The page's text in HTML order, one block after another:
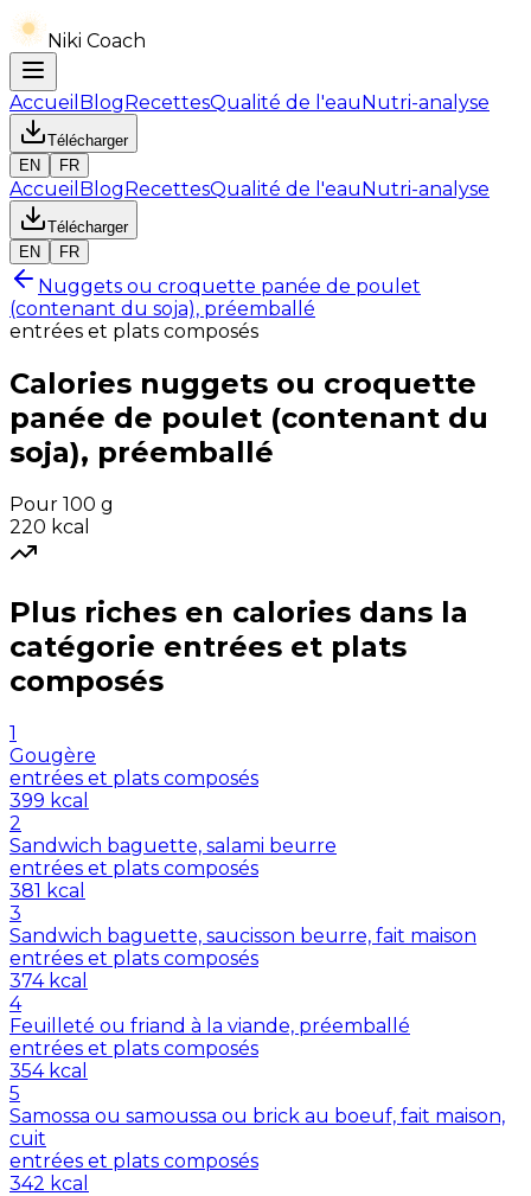
Niki Coach
Accueil BlogRecettesQualité de l'eauNutri-analyse
Télécharger
EN
FR
Accueil BlogRecettesQualité de l'eauNutri-analyse
Télécharger
EN
FR
Nuggets ou croquette panée de poulet
(contenant du soja), préemballé
entrées et plats composés
Calories nuggets ou croquette
panée de poulet (contenant du
soja), préemballé
Pour 100 g
220 kcal
Plus riches en calories dans la
catégorie entrées et plats
composés
1
Gougère
entrées et plats composés
399 kcal
2
Sandwich baguette, salami beurre
entrées et plats composés
381 kcal
3
Sandwich baguette, saucisson beurre, fait maison
entrées et plats composés
374 kcal
4
Feuilleté ou friand à la viande, préemballé
entrées et plats composés
354 kcal
5
Samossa ou samoussa ou brick au boeuf, fait maison,
cuit
entrées et plats composés
342 kcal